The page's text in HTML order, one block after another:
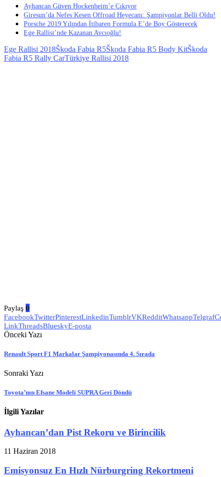
Ayhancan Güven Hockenheim’e Çıkıyor
Giresun’da Nefes Kesen Offroad Heyecanı: Şampiyonlar Belli Oldu!
Porsche 2019 Yılından İtibaren Formula E’de Boy Gösterecek
Ege Rallisi’nde Kazanan Avcıoğlu!
Ege Rallisi 2018Škoda Fabia R5Škoda Fabia R5 Body KitŠkoda
Fabia R5 Rally CarTürkiye Rallisi 2018
Paylaş 0
FacebookTwitterPinterestLinkedinTumblrVKRedditWhatsappTelgraf
LinkThreadsBlueskyE-posta
Önceki Yazı
Renault Sport F1 Markalar Şampiyonasında 4. Sırada
Sonraki Yazı
Toyota’nın Efsane Modeli SUPRA Geri Döndü
İlgili Yazılar
Ayhancan’dan Pist Rekoru ve Birincilik
11 Haziran 2018
Emisyonsuz En Hızlı Nürburgring Rekortmeni